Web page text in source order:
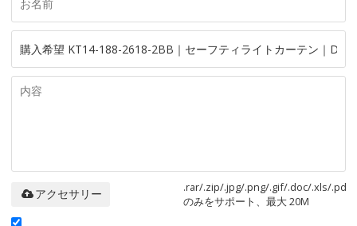
.rar/.zip/.jpg/.png/.gif/.doc/.xls/.pdf
のみをサポート、最大 20M
アクセサリー